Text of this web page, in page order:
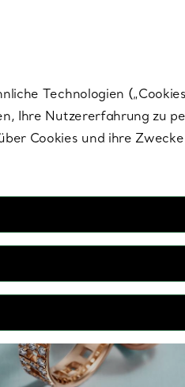
Technologien
Ihre Nutzererfahrung zu
Cookies und ihre